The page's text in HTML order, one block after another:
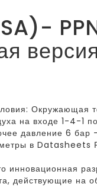
Окружающая
на входе 1-4-1
давление 6 бар -
в Datasheets
инновационная
действующие на